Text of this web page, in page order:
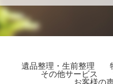
遺品整理・生前整理
その他サービス
お客様の